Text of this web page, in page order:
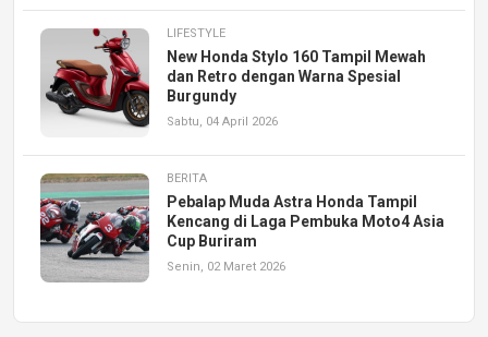
LIFESTYLE
New Honda Stylo 160 Tampil Mewah
dan Retro dengan Warna Spesial
Burgundy
Sabtu, 04 April 2026
BERITA
Pebalap Muda Astra Honda Tampil
Kencang di Laga Pembuka Moto4 Asia
Cup Buriram
Senin, 02 Maret 2026